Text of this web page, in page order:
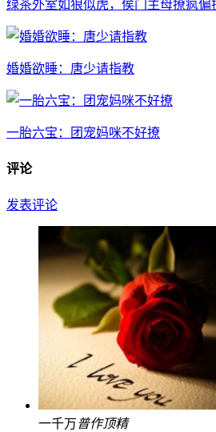
绿茶外室如狼似虎，侯门主母撩疯偏
婚婚欲睡：唐少请指教
一胎六宝：团宠妈咪不好撩
评论
发表评论
一千万普作顶精